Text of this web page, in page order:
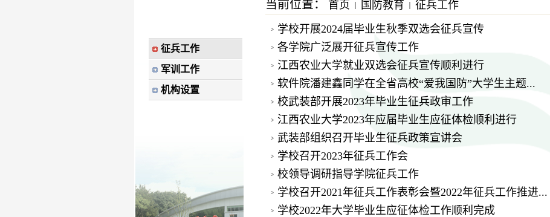
征兵工作
军训工作
机构设置
当前位置： 首页 国防教育
征兵工作
学校开展2024届毕业生秋季双选会征兵宣传
各学院广泛展开征兵宣传工作
江西农业大学就业双选会征兵宣传顺利进行
软件院潘建鑫同学在全省高校“爱我国防”大学生主题...
校武装部开展2023年毕业生征兵政审工作
江西农业大学2023年应届毕业生应征体检顺利进行
武装部组织召开毕业生征兵政策宣讲会
学校召开2023年征兵工作会
校领导调研指导学院征兵工作
学校召开2021年征兵工作表彰会暨2022年征兵工作推进...
学校2022年大学毕业生应征体检工作顺利完成